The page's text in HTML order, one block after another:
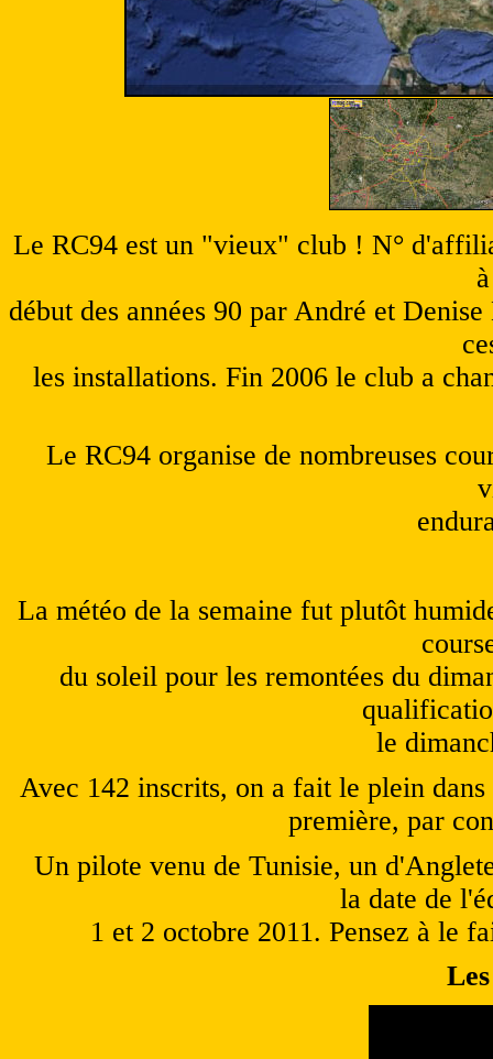
Le RC94 est un "vieux" club ! N°
début des années 90 par André et
les installations. Fin 2006 le club a
Le RC94 organise de nombreuses
La météo de la semaine fut plutôt
du soleil pour les remontées du
le
Avec 142 inscrits, on a fait le plein
première, par
Un pilote venu de Tunisie, un
la date de
1 et 2 octobre 2011. Pensez à le